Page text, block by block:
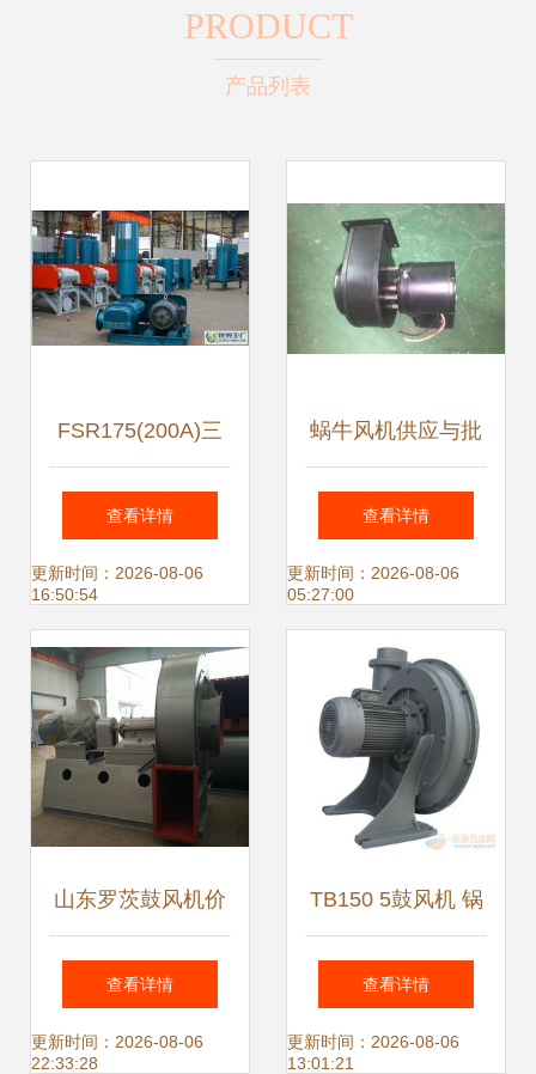
PRODUCT
产品列表
FSR175(200A)三
叶罗茨鼓风机 高效
节能的工业风源解
决方案
查看详情
更新时间：2026-08-06
16:50:54
蜗牛风机供应与批
发 价格、产品及罗
茨鼓风机选择指南
查看详情
更新时间：2026-08-06
05:27:00
山东罗茨鼓风机价
格揭秘 第5页的采
购攻略与性价比分
查看详情
更新时间：2026-08-06
22:33:28
TB150 5鼓风机 锅
炉送风鼓风机的理
想选择与罗茨鼓风
查看详情
更新时间：2026-08-06
13:01:21